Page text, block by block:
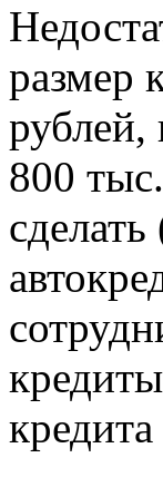
размер
рублей,
800
кредита